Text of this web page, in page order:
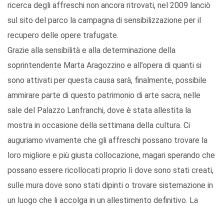
ricerca degli affreschi non ancora ritrovati, nel 2009 lanciò
sul sito del parco la campagna di sensibilizzazione per il
recupero delle opere trafugate.
Grazie alla sensibilità e alla determinazione della
soprintendente Marta Aragozzino e all’opera di quanti si
sono attivati per questa causa sarà, finalmente, possibile
ammirare parte di questo patrimonio di arte sacra, nelle
sale del Palazzo Lanfranchi, dove è stata allestita la
mostra in occasione della settimana della cultura. Ci
auguriamo vivamente che gli affreschi possano trovare la
loro migliore e più giusta collocazione, magari sperando che
possano essere ricollocati proprio lì dove sono stati creati,
sulle mura dove sono stati dipinti o trovare sistemazione in
un luogo che li accolga in un allestimento definitivo. La